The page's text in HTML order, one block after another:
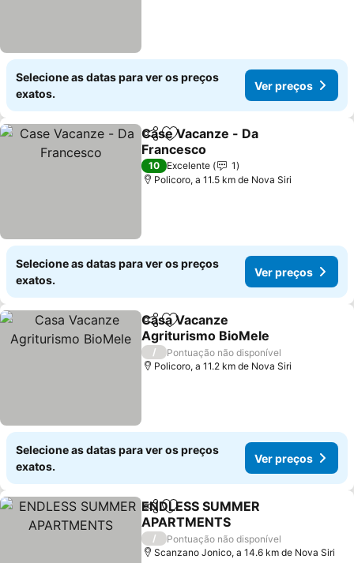
Selecione as datas para ver os preços
exatos.
Ver preços
PartilharAdicionar aos favoritos
Case Vacanze - Da
Francesco
Ver preços
10 Excelente
1
Policoro, a 11.5 km de Nova Siri
Selecione as datas para ver os preços
exatos.
Ver preços
PartilharAdicionar aos favoritos
Casa Vacanze
Agriturismo BioMele
Ver preços
/
Pontuação não disponível
Policoro, a 11.2 km de Nova Siri
Selecione as datas para ver os preços
exatos.
Ver preços
PartilharAdicionar aos favoritos
ENDLESS SUMMER
APARTMENTS
Ver preços
/
Pontuação não disponível
Scanzano Jonico, a 14.6 km de Nova Siri